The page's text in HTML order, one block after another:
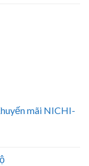
mãi NICHI-